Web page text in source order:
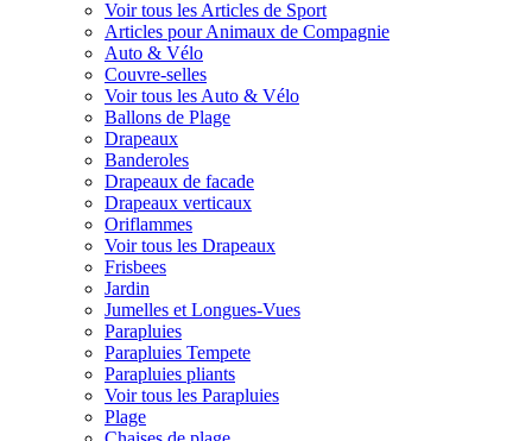
Voir tous les Articles de Sport
Articles pour Animaux de Compagnie
Auto & Vélo
Couvre-selles
Voir tous les Auto & Vélo
Ballons de Plage
Drapeaux
Banderoles
Drapeaux de facade
Drapeaux verticaux
Oriflammes
Voir tous les Drapeaux
Frisbees
Jardin
Jumelles et Longues-Vues
Parapluies
Parapluies Tempete
Parapluies pliants
Voir tous les Parapluies
Plage